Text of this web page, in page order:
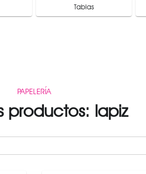
Tablas
PAPELERÍA
productos: lapiz